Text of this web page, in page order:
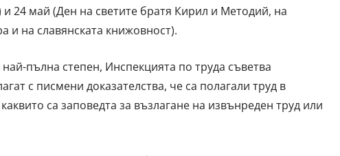
24 май (Ден на светите братя Кирил и Методий, на
и на славянската книжовност).
пълна степен, Инспекцията по труда съветва
с писмени доказателства, че са полагали труд в
са заповедта за възлагане на извънреден труд или